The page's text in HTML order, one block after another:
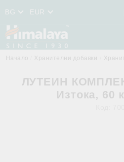
BG EUR
Начало Хранителни добавки
ЛУТЕИН
Изтока, 60